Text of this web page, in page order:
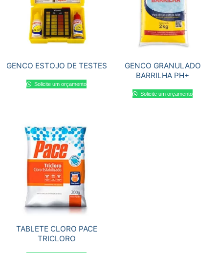
GENCO ESTOJO DE TESTES
Solicite um orçamento
GENCO GRANULADO
BARRILHA PH+
Solicite um orçamento
TABLETE CLORO PACE
TRICLORO